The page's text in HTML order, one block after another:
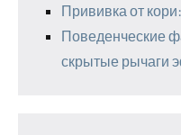
Прививка от
Поведенческие
скрытые рычаги